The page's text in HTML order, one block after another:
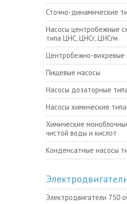
Сточно-динамические
Насосы центробежные секционные
типа ЦНС, ЦНСг, ЦНСгм
Центробежно-вихревые
Пищевые насосы
Насосы дозаторные
Насосы химические
Химические моноблочные насосы для
чистой воды и кислот
Конденсатные насосы
Электродвигатели 750